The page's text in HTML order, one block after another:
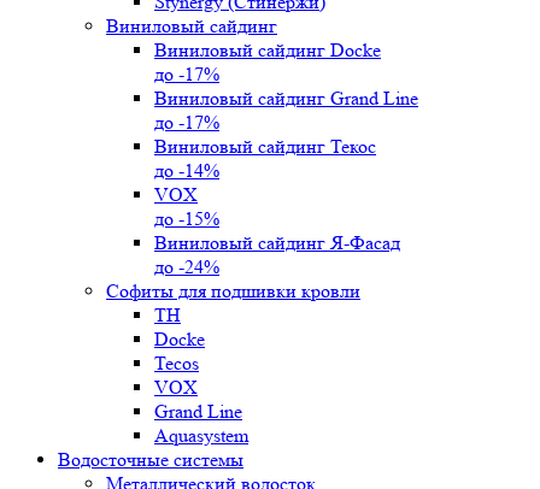
Виниловый сайдинг
Виниловый сайдинг Docke
до -17%
Виниловый сайдинг Grand Line
до -17%
Виниловый сайдинг Текос
до -14%
VOX
до -15%
Виниловый сайдинг Я-Фасад
до -24%
Софиты для подшивки кровли
ТН
Docke
Tecos
VOX
Grand Line
Aquasystem
Водосточные системы
Металлический водосток